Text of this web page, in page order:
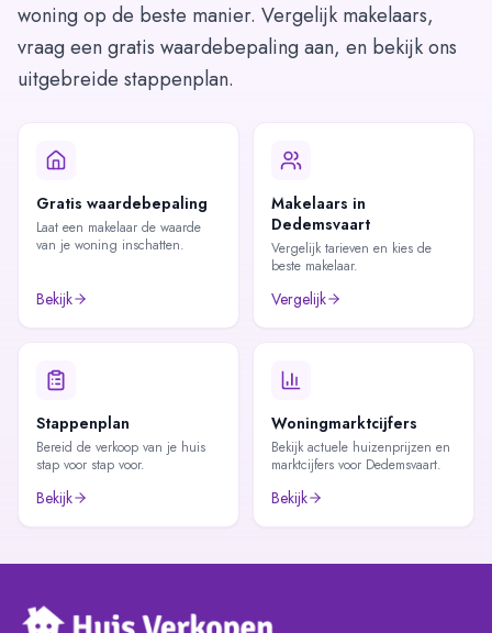
woning op de beste manier. Vergelijk makelaars,
vraag een gratis waardebepaling aan, en bekijk ons
uitgebreide stappenplan.
Gratis waardebepaling
Laat een makelaar de waarde
van je woning inschatten.
Bekijk
Makelaars in
Dedemsvaart
Vergelijk tarieven en kies de
beste makelaar.
Vergelijk
Stappenplan
Bereid de verkoop van je huis
stap voor stap voor.
Bekijk
Woningmarktcijfers
Bekijk actuele huizenprijzen en
marktcijfers voor Dedemsvaart.
Bekijk